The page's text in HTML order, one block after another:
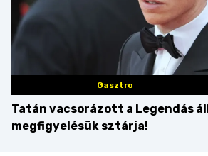
Gasztro
Tatán vacsorázott a Legendás
megfigyelésük sztárja!